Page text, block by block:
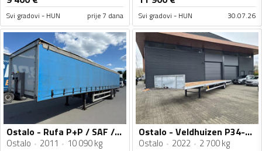
Svi gradovi - HUN prije 7 dana Svi gradovi - HUN 30.07.26
Ostalo - Rufa P+P / SAF / Edscha / Poluprikolica sa ceradom / MO2954
Ostalo 2011 10 090 kg
Ostalo - Veldhuizen P34-4 BE / Poluprikolica Platforma / BE Poluprikolica / MO2953
Ostalo 2022 2 700 kg